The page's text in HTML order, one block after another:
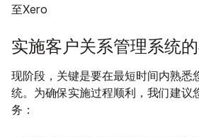
至Xero
实施客户关系管理系统
现阶段，关键是要在最短时间内熟悉
统。为确保实施过程顺利，我们建议
务：